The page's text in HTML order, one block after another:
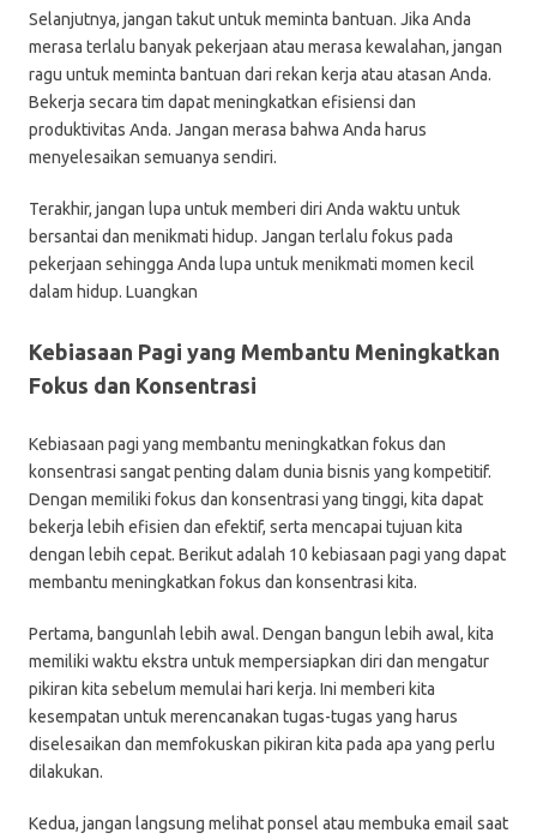
Selanjutnya, jangan takut untuk meminta bantuan. Jika Anda
merasa terlalu banyak pekerjaan atau merasa kewalahan, jangan
ragu untuk meminta bantuan dari rekan kerja atau atasan Anda.
Bekerja secara tim dapat meningkatkan efisiensi dan
produktivitas Anda. Jangan merasa bahwa Anda harus
menyelesaikan semuanya sendiri.
Terakhir, jangan lupa untuk memberi diri Anda waktu untuk
bersantai dan menikmati hidup. Jangan terlalu fokus pada
pekerjaan sehingga Anda lupa untuk menikmati momen kecil
dalam hidup. Luangkan
Kebiasaan Pagi yang Membantu Meningkatkan
Fokus dan Konsentrasi
Kebiasaan pagi yang membantu meningkatkan fokus dan
konsentrasi sangat penting dalam dunia bisnis yang kompetitif.
Dengan memiliki fokus dan konsentrasi yang tinggi, kita dapat
bekerja lebih efisien dan efektif, serta mencapai tujuan kita
dengan lebih cepat. Berikut adalah 10 kebiasaan pagi yang dapat
membantu meningkatkan fokus dan konsentrasi kita.
Pertama, bangunlah lebih awal. Dengan bangun lebih awal, kita
memiliki waktu ekstra untuk mempersiapkan diri dan mengatur
pikiran kita sebelum memulai hari kerja. Ini memberi kita
kesempatan untuk merencanakan tugas-tugas yang harus
diselesaikan dan memfokuskan pikiran kita pada apa yang perlu
dilakukan.
Kedua, jangan langsung melihat ponsel atau membuka email saat